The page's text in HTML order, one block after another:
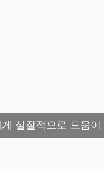
실질적으로 도움이